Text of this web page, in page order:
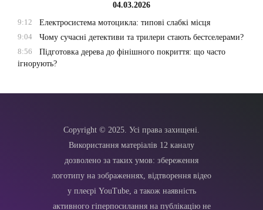
04.03.2026
9:12
Електросистема мотоцикла: типові слабкі місця
9:04
Чому сучасні детективи та трилери стають бестселерами?
8:56
Підготовка дерева до фінішного покриття: що часто
ігнорують?
Copyright © 2025. Усі права захищені.
Використання матеріалів 12 каналу
дозволено за таких умов: збереження
логотипу на зображеннях, відтворення відео
у плеєрі YouTube, а також наявність
активного гіперпосилання на публікацію не